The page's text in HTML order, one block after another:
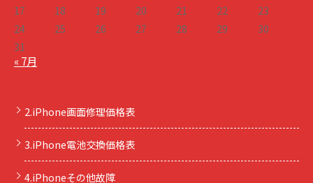
17
18 19 20 21 22
23
24
25 26 27 28 29
30
31
« 7月
2.iPhone画面修理価格表
3.iPhone電池交換価格表
4.iPhoneその他故障